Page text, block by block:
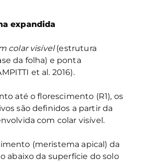
expandida
colar visível(estrutura
da folha) e ponta
et al. 2016).
até o florescimento (R1), os
são definidos a partir da
com colar visível.
(meristema apical) da
abaixo da superfície do solo